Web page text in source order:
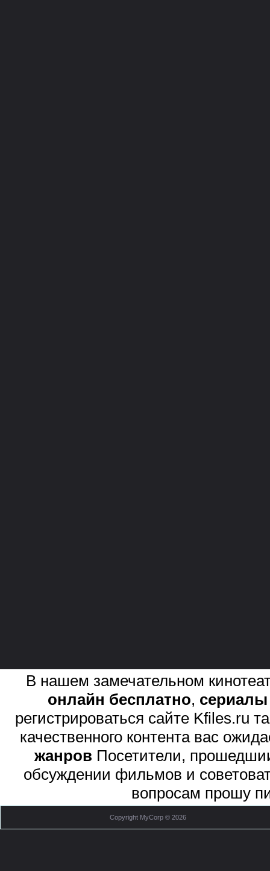
В нашем замечательном
онлайн бесплатно,
регистрироваться сайте Kfiles.ru
качественного контента вас
жанров Посетители,
обсуждении фильмов и
вопросам прошу
Copyright MyCorp © 2026